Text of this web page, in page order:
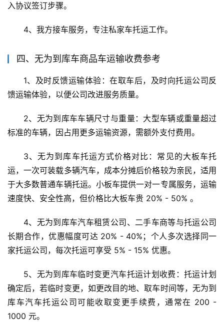
入协议签订步骤。
4、我方接车服务，专注私家车托运工作。
四、无为到库车商品车运输收费参考
1、及时反馈运输体验：在取车后，及时向托运公司反
馈运输体验，以便公司改进服务质量。
2、无为到库车车辆尺寸与重量：大型车辆或重量超过
标准的车辆，因占用更多运输资源，需额外支付费用。
3、无为到库车托运方式价格对比：常见的大板车托
运，一次可装载多辆汽车，成本分摊后价格较为亲民，适用
于大多数普通车辆托运。小板车提供一对一专属服务，运输
速度快、安全性高，但价格比大板车贵 20% - 50% 。
4、无为到库车汽车租赁公司、二手车商等与托运公司
长期合作，优惠幅度可达 20% - 40%；个人多次选择同一
家托运公司，每次托运可享受 5% - 15% 优惠。
5、无为到库车临时变更汽车托运计划收费：托运计划
确定后，若临时变更，如更改目的地、取车时间等，无为到
库车汽车托运公司可能收取变更手续费，通常在 200 -
1000 元。